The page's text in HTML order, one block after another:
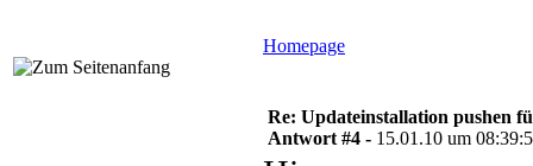
Homepage
Re: Updateinstallation pushen
Antwort #4 - 15.01.10 um